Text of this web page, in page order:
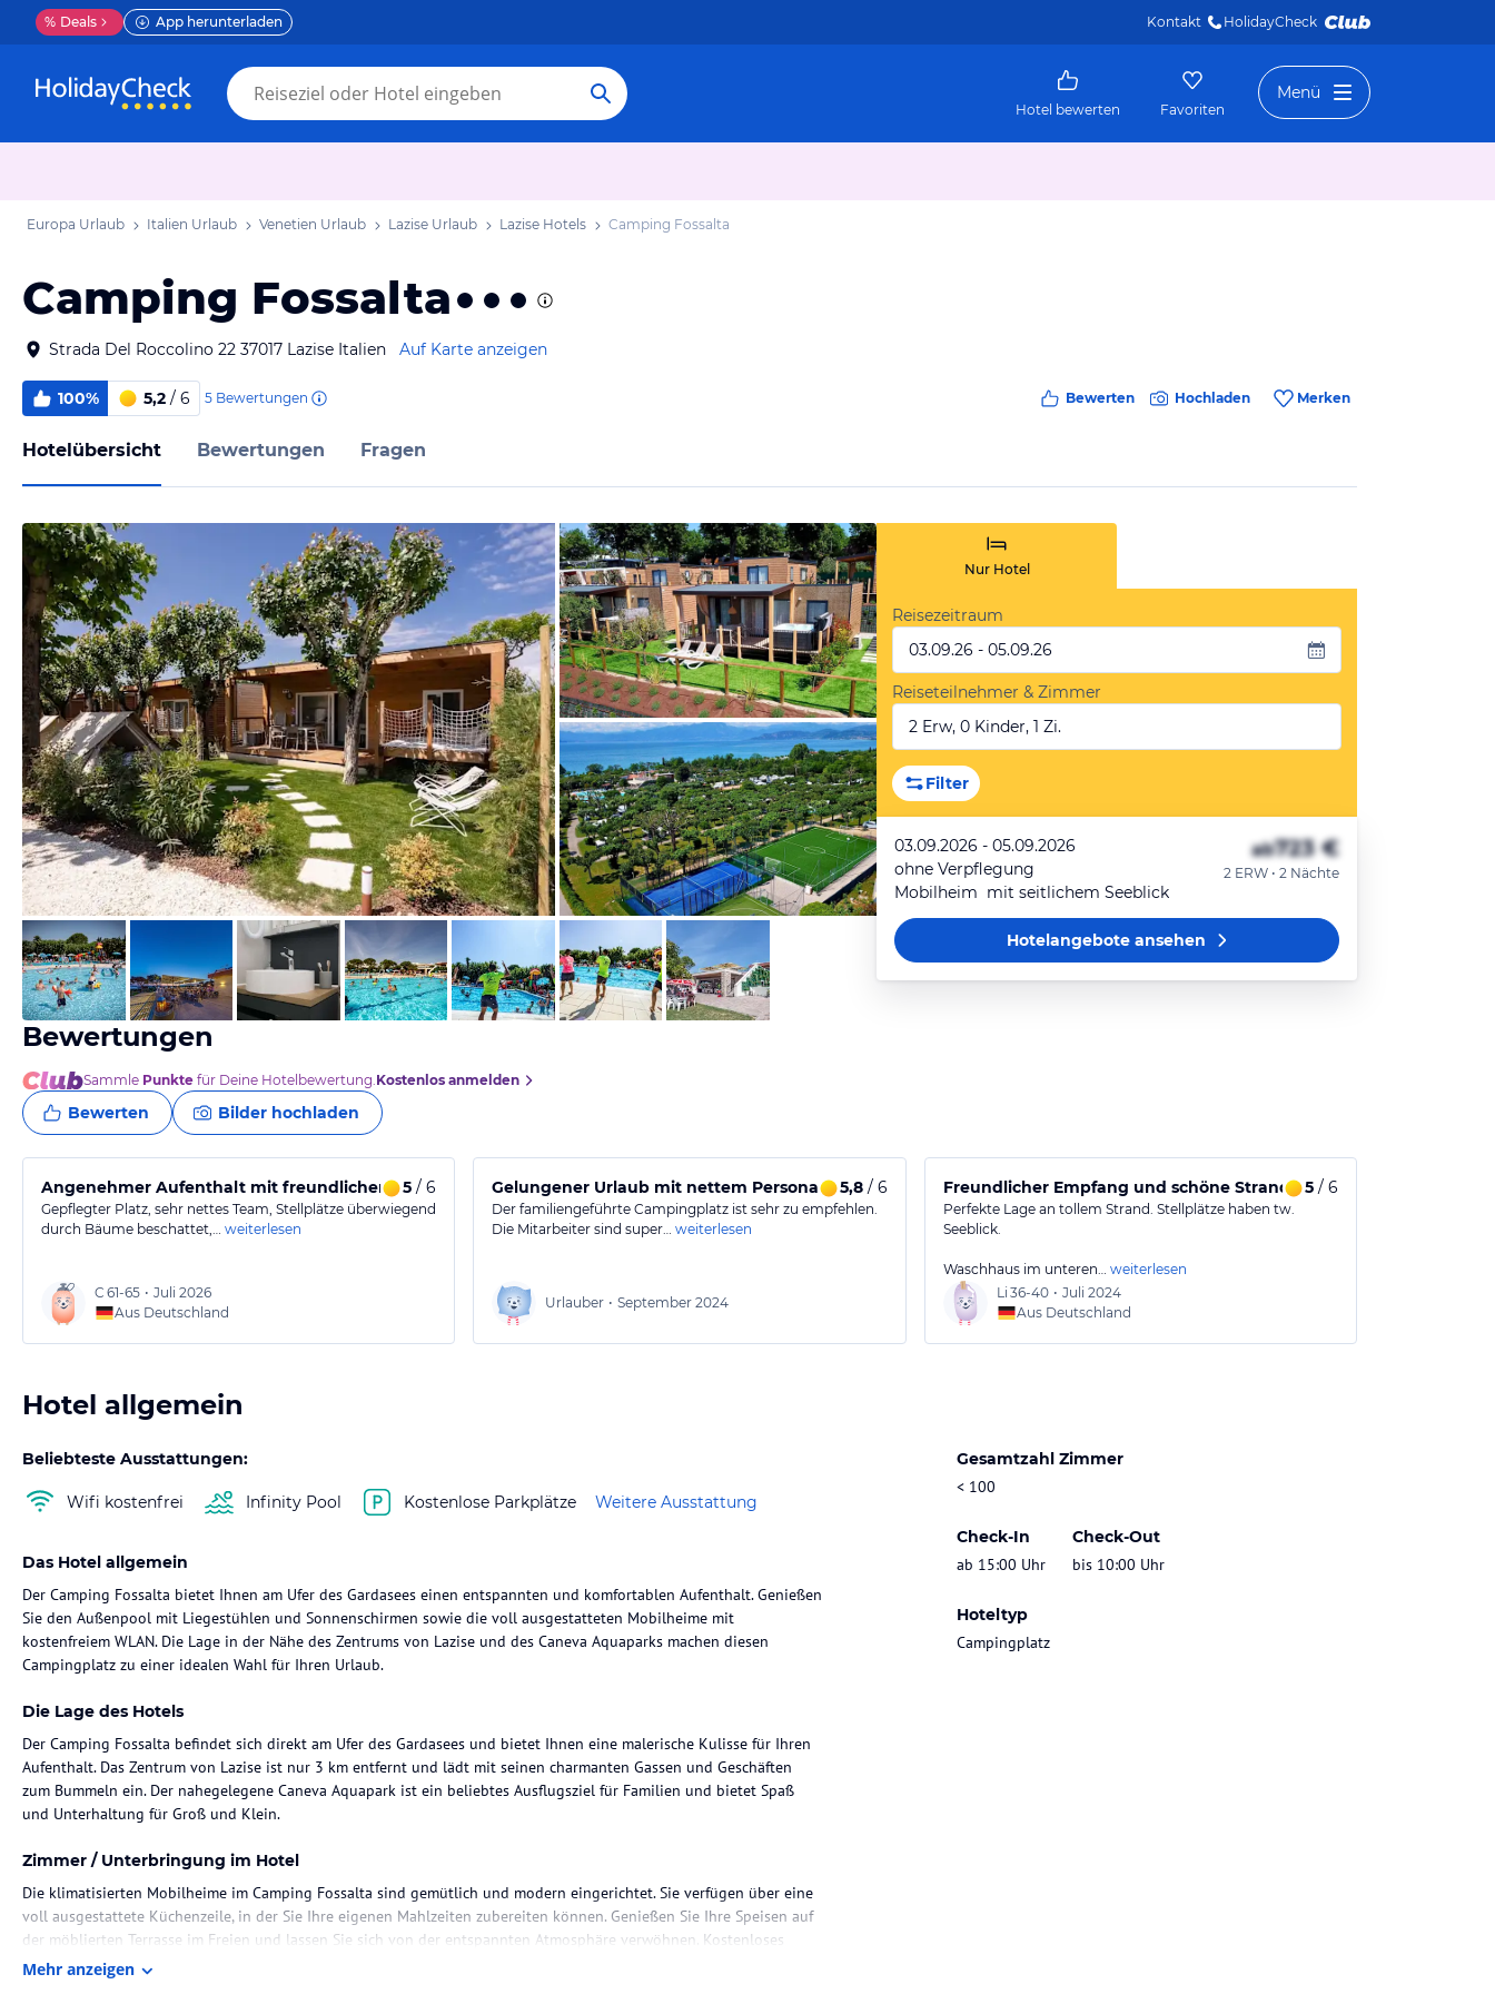
% Deals App herunterladen Kontakt HolidayCheck
Hotel bewerten Favoriten
Menü
Europa Urlaub Italien Urlaub Venetien Urlaub Lazise Urlaub Lazise Hotels Camping Fossalta
Camping Fossalta
Strada Del Roccolino 22 37017 Lazise Italien Auf Karte anzeigen
100% 5,2 / 6 5 Bewertungen Bewerten Hochladen Merken
Hotelübersicht Bewertungen Fragen
von Booking.com
von Booking.com
von Booking.com
Nur Hotel
Reisezeitraum
03.09.26 - 05.09.26
Reiseteilnehmer & Zimmer
2 Erw, 0 Kinder, 1 Zi.
Filter
03.09.2026 - 05.09.2026
ohne Verpflegung
Mobilheim mit seitlichem Seeblick
ab723 €
2 ERW • 2 Nächte
Hotelangeboteansehen
Bewertungen
Sammle Punkte für Deine Hotelbewertung.Kostenlos anmelden
Bewerten Bilder hochladen
Angenehmer Aufenthalt mit freundlichem Team am See
5 / 6
Gepflegter Platz, sehr nettes Team, Stellplätze überwiegend
durch Bäume beschattet,… weiterlesen
C 61-65 • Juli 2026
Aus Deutschland
Gelungener Urlaub mit nettem Personal 5,8/ 6
Der familiengeführte Campingplatz ist sehr zu empfehlen.
Die Mitarbeiter sind super… weiterlesen
Urlauber • September 2024
Freundlicher Empfang und schöne Strandlage
5/ 6
Perfekte Lage an tollem Strand. Stellplätze haben tw.
Seeblick.
Waschhaus im unteren… weiterlesen
Li 36-40 • Juli 2024
Aus Deutschland
Hotel allgemein
Beliebteste Ausstattungen:
Wifi kostenfrei Infinity Pool Kostenlose Parkplätze Weitere Ausstattung
Gesamtzahl Zimmer
< 100
Check-In
ab 15:00 Uhr
Check-Out
bis 10:00 Uhr
Hoteltyp
Campingplatz
Das Hotel allgemein
Der Camping Fossalta bietet Ihnen am Ufer des Gardasees einen entspannten und komfortablen Aufenthalt. Genießen
Sie den Außenpool mit Liegestühlen und Sonnenschirmen sowie die voll ausgestatteten Mobilheime mit
kostenfreiem WLAN. Die Lage in der Nähe des Zentrums von Lazise und des Caneva Aquaparks machen diesen
Campingplatz zu einer idealen Wahl für Ihren Urlaub.
Die Lage des Hotels
Der Camping Fossalta befindet sich direkt am Ufer des Gardasees und bietet Ihnen eine malerische Kulisse für Ihren
Aufenthalt. Das Zentrum von Lazise ist nur 3 km entfernt und lädt mit seinen charmanten Gassen und Geschäften
zum Bummeln ein. Der nahegelegene Caneva Aquapark ist ein beliebtes Ausflugsziel für Familien und bietet Spaß
und Unterhaltung für Groß und Klein.
Zimmer / Unterbringung im Hotel
Die klimatisierten Mobilheime im Camping Fossalta sind gemütlich und modern eingerichtet. Sie verfügen über eine
voll ausgestattete Küchenzeile, in der Sie Ihre eigenen Mahlzeiten zubereiten können. Genießen Sie Ihre Speisen auf
der möblierten Terrasse im Freien und lassen Sie sich von der entspannten Atmosphäre verwöhnen. Kostenloses
WLAN ist ebenfalls vorhanden, damit Sie mit Ihren Lieben in Verbindung bleiben können.
Mehr anzeigen